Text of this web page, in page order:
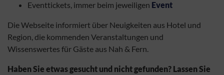
Eventtickets, immer beim jeweiligen Event
Die Webseite informiert über Neuigkeiten aus Hotel und
Region, die kommenden Veranstaltungen und
Wissenswertes für Gäste aus Nah & Fern.
Haben Sie etwas gesucht und nicht gefunden? Lassen Sie